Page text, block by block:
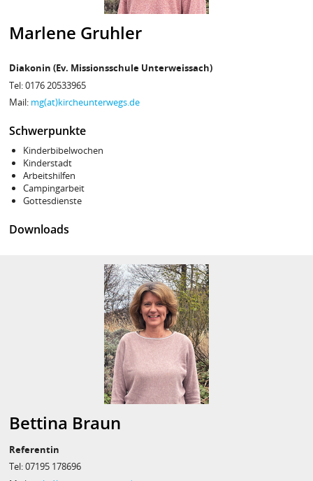
Marlene Gruhler
Diakonin (Ev. Missionsschule Unterweissach)
Tel: 0176 20533965
Mail: mg(at)kircheunterwegs.de
Schwerpunkte
Kinderbibelwochen
Kinderstadt
Arbeitshilfen
Campingarbeit
Gottesdienste
Downloads
Bettina Braun
Referentin
Tel: 07195 178696